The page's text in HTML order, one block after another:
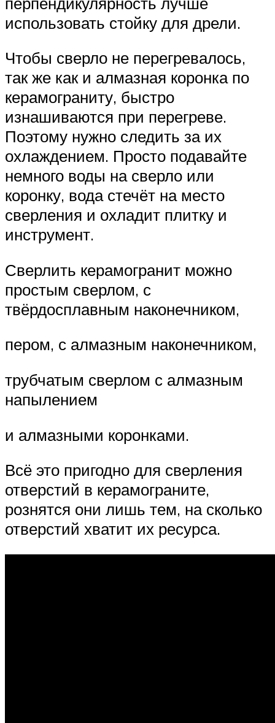
использовать стойку для дрели.
Чтобы сверло не перегревалось,
так же как и алмазная коронка по
керамограниту, быстро
изнашиваются при перегреве.
Поэтому нужно следить за их
охлаждением. Просто подавайте
немного воды на сверло или
коронку, вода стечёт на место
сверления и охладит плитку и
инструмент.
Сверлить керамогранит можно
простым сверлом, с
твёрдосплавным наконечником,
пером, с алмазным наконечником,
трубчатым сверлом с алмазным
напылением
и алмазными коронками.
Всё это пригодно для сверления
отверстий в керамограните,
рознятся они лишь тем, на сколько
отверстий хватит их ресурса.